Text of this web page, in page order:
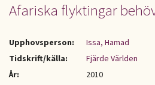
Afariska flyktingar
Upphovsperson:
Issa, Hamad
Tidskrift/källa:
Fjärde Världen
År:
2010